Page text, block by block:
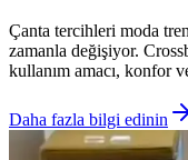
Çanta tercihleri moda
zamanla değişiyor.
kullanım amacı, konfor
Daha fazla bilgi edinin